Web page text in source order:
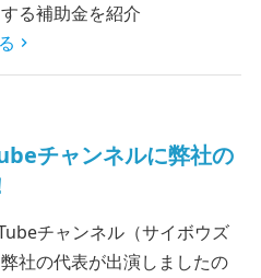
る補助金を紹介
チャンネルに弊社の
チャンネル（サイボウズ
社の代表が出演しましたの